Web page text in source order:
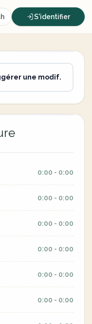
S'identifier
une modif.
0:00 - 0:00
0:00 - 0:00
0:00 - 0:00
0:00 - 0:00
0:00 - 0:00
0:00 - 0:00